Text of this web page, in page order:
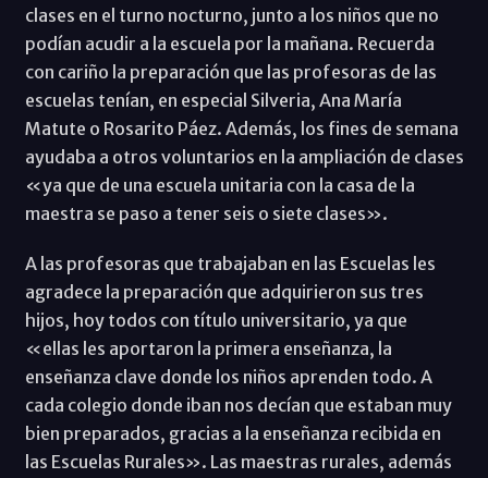
clases en el turno nocturno, junto a los niños que no
podían acudir a la escuela por la mañana. Recuerda
con cariño la preparación que las profesoras de las
escuelas tenían, en especial Silveria, Ana María
Matute o Rosarito Páez. Además, los fines de semana
ayudaba a otros voluntarios en la ampliación de clases
«ya que de una escuela unitaria con la casa de la
maestra se paso a tener seis o siete clases».
A las profesoras que trabajaban en las Escuelas les
agradece la preparación que adquirieron sus tres
hijos, hoy todos con título universitario, ya que
«ellas les aportaron la primera enseñanza, la
enseñanza clave donde los niños aprenden todo. A
cada colegio donde iban nos decían que estaban muy
bien preparados, gracias a la enseñanza recibida en
las Escuelas Rurales». Las maestras rurales, además